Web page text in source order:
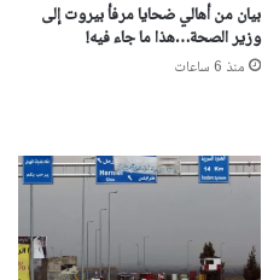
بيان من أهالي ضحايا مرفأ بيروت إلى
وزير الصحة…هذا ما جاء فيه!
منذ 6 ساعات